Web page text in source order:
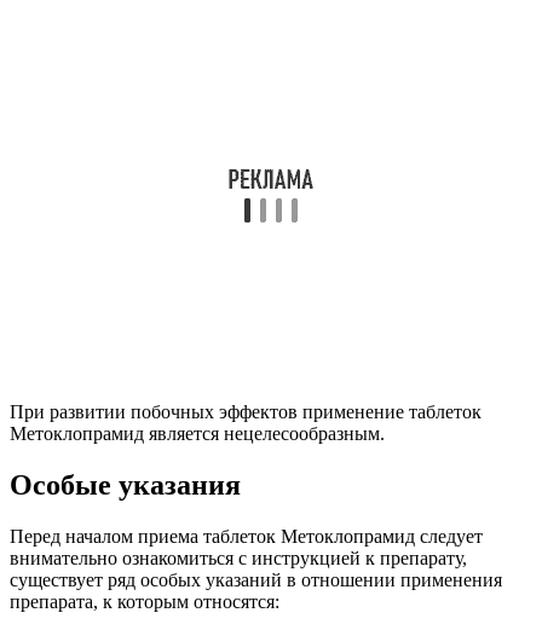
При развитии побочных эффектов применение таблеток
Метоклопрамид является нецелесообразным.
Особые указания
Перед началом приема таблеток Метоклопрамид следует
внимательно ознакомиться с инструкцией к препарату,
существует ряд особых указаний в отношении применения
препарата, к которым относятся: